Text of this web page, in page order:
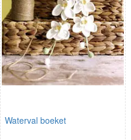
Waterval boeket